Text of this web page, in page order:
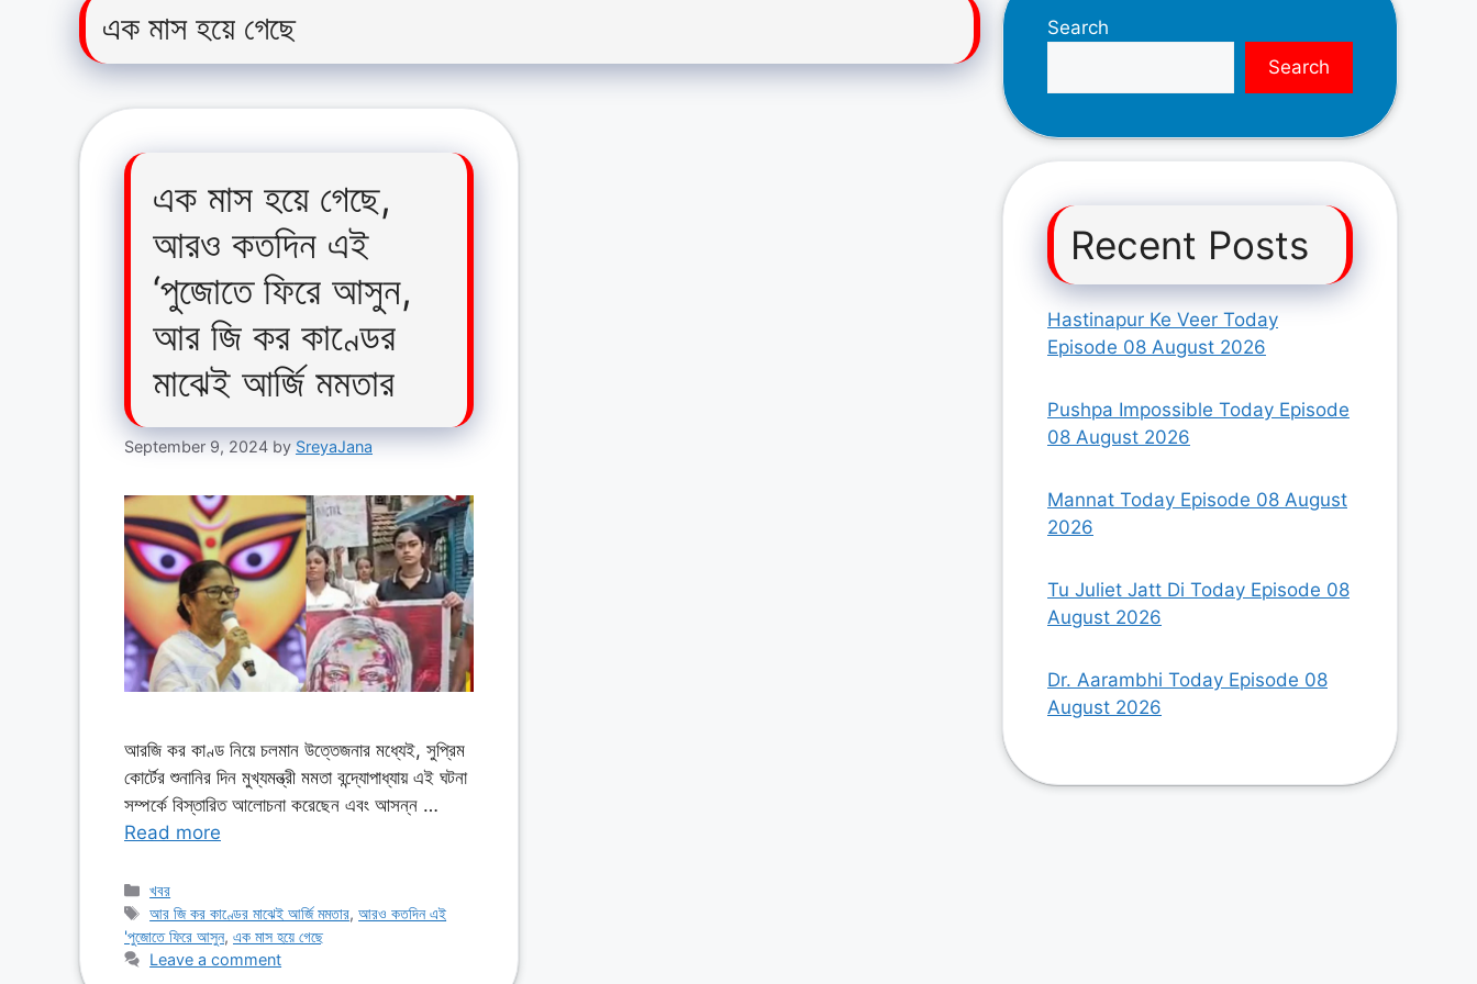
এক মাস হয়ে গেছে
এক মাস হয়ে গেছে,
আরও কতদিন এই
‘পুজোতে ফিরে আসুন,
আর জি কর কাণ্ডের
মাঝেই আর্জি মমতার
September 9, 2024 by SreyaJana
আরজি কর কাণ্ড নিয়ে চলমান উত্তেজনার মধ্যেই, সুপ্রিম
কোর্টের শুনানির দিন মুখ্যমন্ত্রী মমতা বন্দ্যোপাধ্যায় এই ঘটনা
সম্পর্কে বিস্তারিত আলোচনা করেছেন এবং আসন্ন …
Read more
Categories
খবর
Tags
আর জি কর কাণ্ডের মাঝেই আর্জি মমতার,আরও কতদিন এই
'পুজোতে ফিরে আসুন, এক মাস হয়ে গেছে
Leave a comment
Search
Search
Recent Posts
Hastinapur Ke Veer Today
Episode 08 August 2026
Pushpa Impossible Today Episode
08 August 2026
Mannat Today Episode 08 August
2026
Tu Juliet Jatt Di Today Episode 08
August 2026
Dr. Aarambhi Today Episode 08
August 2026